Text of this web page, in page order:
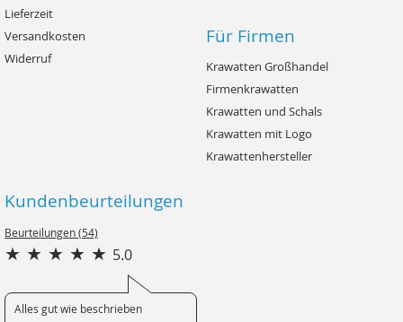
Lieferzeit
Versandkosten
Widerruf
Für Firmen
Krawatten Großhandel
Firmenkrawatten
Krawatten und Schals
Krawatten mit Logo
Krawattenhersteller
Kundenbeurteilungen
Beurteilungen (54)
5.0
Alles gut wie beschrieben